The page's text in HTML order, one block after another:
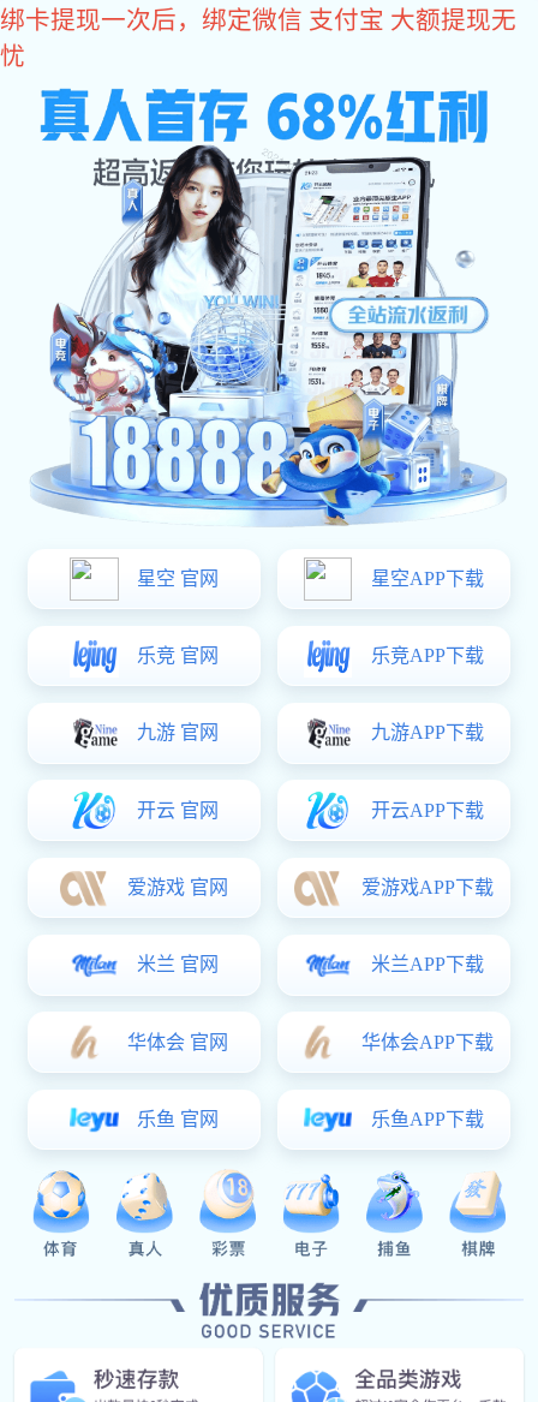
多多28
多多28 资讯
多多28动态
多多28: 网科多多28
多多28动态
悦达百奥恒年产300万吨新型低碳胶凝材料项
2024-03-18 访问次数：
有限公司年产300万吨新型低碳胶凝材料及
绿色建材产业项目在滨海县举行开工仪
式。市委常委、副市长王连春出席并宣布
项目开工，滨海县委书记吴启标，多多28
党委书记、董事长张乃文等出席，滨海县
委副书记、县长黄克涛主持开工仪式。